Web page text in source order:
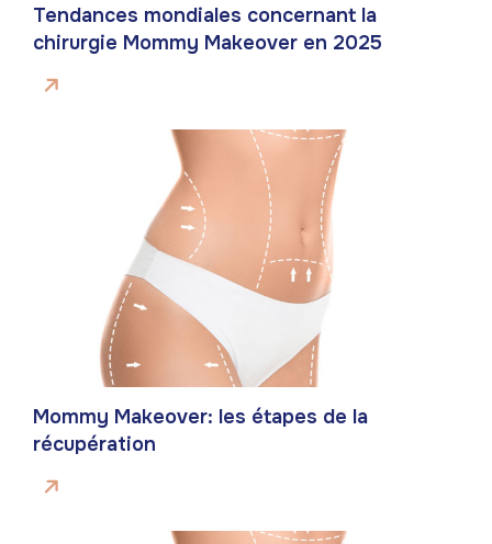
Tendances mondiales concernant la
chirurgie Mommy Makeover en 2025
Mommy Makeover: les étapes de la
récupération